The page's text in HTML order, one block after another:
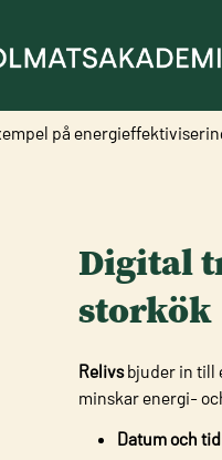
på
Digital
storkök
Relivsbjuder in till
minskar energi-
Datum och